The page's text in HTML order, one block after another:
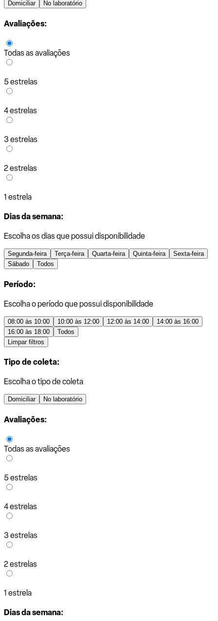
Domiciliar No laboratório
Avaliações:
Todas as avaliações
5 estrelas
4 estrelas
3 estrelas
2 estrelas
1 estrela
Dias da semana:
Escolha os dias que possui disponibilidade
Segunda-feira Terça-feira Quarta-feira Quinta-feira
Sexta-feira
Sábado
Todos
Período:
Escolha o período que possui disponibilidade
08:00 às 10:00 10:00 às 12:00 12:00 às 14:00
14:00 às 16:00
16:00 às 18:00
Todos
Limpar filtros
Tipo de coleta:
Escolha o tipo de coleta
Domiciliar No laboratório
Avaliações:
Todas as avaliações
5 estrelas
4 estrelas
3 estrelas
2 estrelas
1 estrela
Dias da semana: